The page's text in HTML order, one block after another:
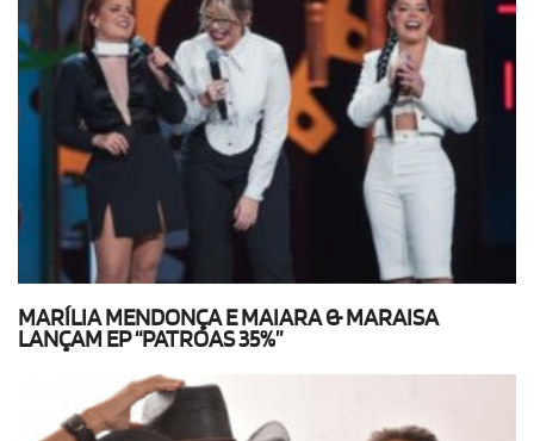
MARÍLIA MENDONÇA E MAIARA & MARAISA
LANÇAM EP “PATROAS 35%”